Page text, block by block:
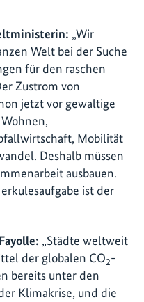
„Wir
Welt bei der Suche
für den raschen
Zustrom von
jetzt vor gewaltige
Mobilität
Deshalb müssen
ausbauen.
ist der
„Städte weltweit
der globalen CO2-
bereits unter den
Klimakrise, und die